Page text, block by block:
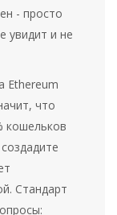
- просто
увидит и не
Ethereum
что
кошельков
Стандарт